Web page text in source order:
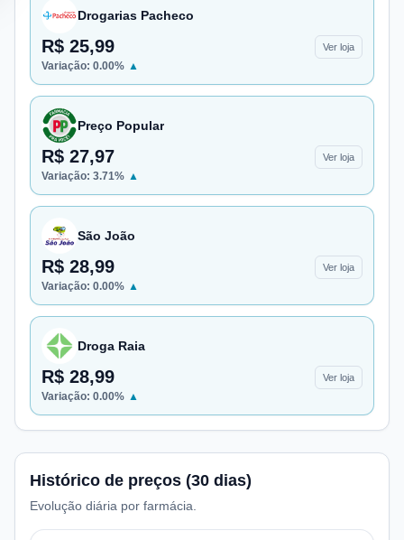
Drogarias Pacheco
R$ 25,99 Ver loja
Variação: 0.00% ▲
Preço Popular
R$ 27,97 Ver loja
Variação: 3.71% ▲
São João
R$ 28,99 Ver loja
Variação: 0.00% ▲
Droga Raia
R$ 28,99 Ver loja
Variação: 0.00% ▲
Histórico de preços (30 dias)
Evolução diária por farmácia.